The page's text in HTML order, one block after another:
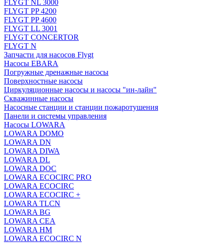
FLYGT NL 3000
FLYGT PP 4200
FLYGT PP 4600
FLYGT LL 3001
FLYGT CONCERTOR
FLYGT N
Запчасти для насосов Flygt
Насосы EBARA
Погружные дренажные насосы
Поверхностные насосы
Циркуляционные насосы и насосы "ин-лайн"
Скважинные насосы
Насосные станции и станции пожаротушения
Панели и системы управления
Насосы LOWARA
LOWARA DOMO
LOWARA DN
LOWARA DIWA
LOWARA DL
LOWARA DOC
LOWARA ECOCIRC PRO
LOWARA ECOCIRC
LOWARA ECOCIRC +
LOWARA TLCN
LOWARA BG
LOWARA CEA
LOWARA HM
LOWARA ECOCIRC N